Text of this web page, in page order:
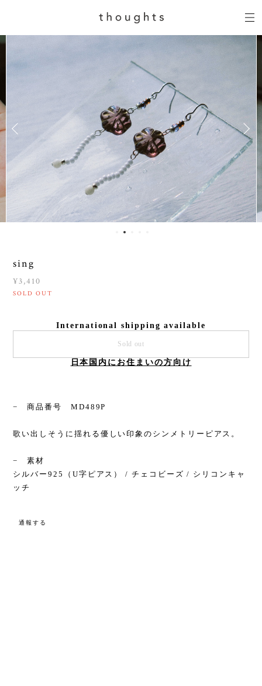
sing
¥3,410
SOLD OUT
International shipping available
Sold out
日本国内にお住まいの方向け
− 商品番号 MD489P
歌い出しそうに揺れる優しい印象のシンメトリーピアス。
− 素材
シルバー925（U字ピアス） / チェコビーズ / シリコンキャ
ッチ
通報する